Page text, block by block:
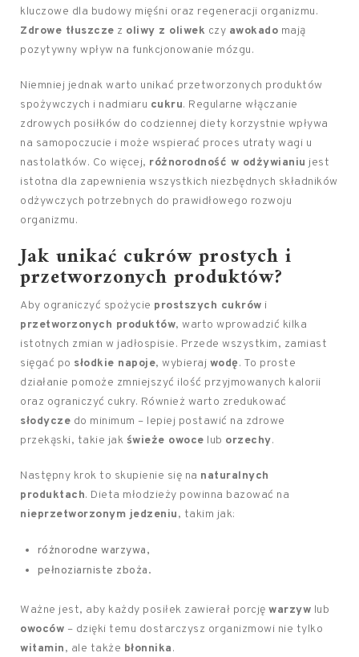
kluczowe dla budowy mięśni oraz regeneracji organizmu.
Zdrowe tłuszcze z oliwy z oliwek czy awokado mają
pozytywny wpływ na funkcjonowanie mózgu.
Niemniej jednak warto unikać przetworzonych produktów
spożywczych i nadmiaru cukru. Regularne włączanie
zdrowych posiłków do codziennej diety korzystnie wpływa
na samopoczucie i może wspierać proces utraty wagi u
nastolatków. Co więcej, różnorodność w odżywianiu jest
istotna dla zapewnienia wszystkich niezbędnych składników
odżywczych potrzebnych do prawidłowego rozwoju
organizmu.
Jak unikać cukrów prostych i
przetworzonych produktów?
Aby ograniczyć spożycie prostszych cukrów i
przetworzonych produktów, warto wprowadzić kilka
istotnych zmian w jadłospisie. Przede wszystkim, zamiast
sięgać po słodkie napoje, wybieraj wodę. To proste
działanie pomoże zmniejszyć ilość przyjmowanych kalorii
oraz ograniczyć cukry. Również warto zredukować
słodycze do minimum – lepiej postawić na zdrowe
przekąski, takie jak świeże owoce lub orzechy.
Następny krok to skupienie się na naturalnych
produktach. Dieta młodzieży powinna bazować na
nieprzetworzonym jedzeniu, takim jak:
różnorodne warzywa,
pełnoziarniste zboża.
Ważne jest, aby każdy posiłek zawierał porcję warzyw lub
owoców – dzięki temu dostarczysz organizmowi nie tylko
witamin, ale także błonnika.